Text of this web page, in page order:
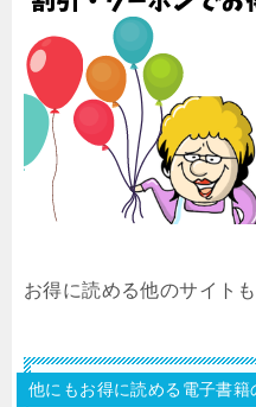
お得に読める他のサイト
他にもお得に読める電子書籍